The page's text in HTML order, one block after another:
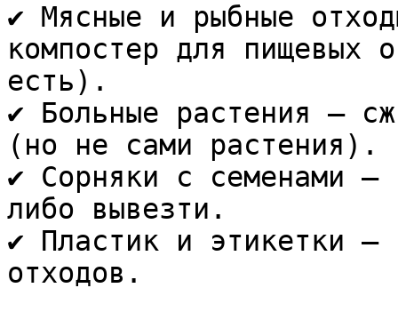
✔️ Мясные и рыбные
компостер для пищевых
есть).
✔️ Больные растения —
(но не сами
✔️ Сорняки с семенами —
либо вывезти.
✔️ Пластик и этикетки —
отходов.